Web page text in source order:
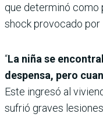
que determinó como
shock provocado por
“La niña se
despensa, pero
Este ingresó al
sufrió graves